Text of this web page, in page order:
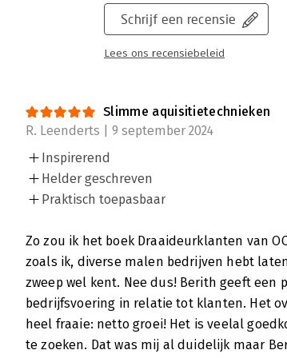
Schrijf een recensie
Lees ons recensiebeleid
Slimme aquisitietechnieken
R. Leenderts | 9 september 2024
Inspirerend
Helder geschreven
Praktisch toepasbaar
Zo zou ik het boek Draaideurklanten van
zoals ik, diverse malen bedrijven hebt
zweep wel kent. Nee dus! Berith geeft een
bedrijfsvoering in relatie tot klanten. Het
heel fraaie: netto groei! Het is veelal
te zoeken. Dat was mij al duidelijk maar